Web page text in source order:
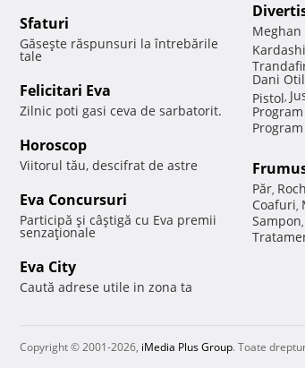
Sfaturi
Găseşte răspunsuri la întrebările
tale
Felicitari Eva
Zilnic poti gasi ceva de sarbatorit.
Horoscop
Viitorul tău, descifrat de astre
Eva Concursuri
Participă şi câştigă cu Eva premii
senzaţionale
Eva City
Caută adrese utile in zona ta
Dani Otil
Pistol,
Program
Păr,
Coafuri,
Sampon,
Copyright © 2001-2026, iMedia Plus Group. Toate